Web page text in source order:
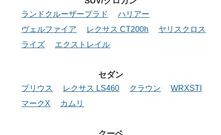
ランドクルーザープラド
ハリアー
ヴェルファイア
レクサス CT200h
ヤリスクロス
ライズ
エクストレイル
セダン
プリウス レクサス LS460 クラウン
WRXSTI
マークX
カムリ